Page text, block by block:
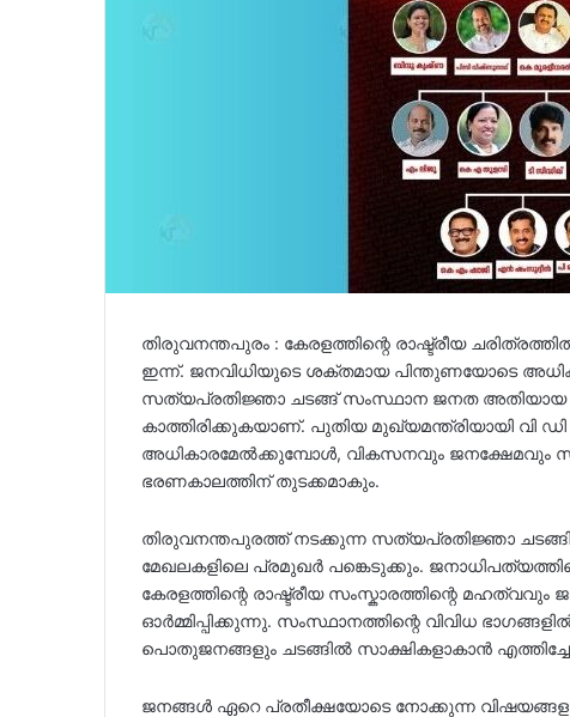
തിരുവനന്തപുരം : കേരളത്തിന്റെ രാഷ്ട്രീയ
ഇന്ന്. ജനവിധിയുടെ ശക്തമായ പിന്തുണയോടെ
സത്യപ്രതിജ്ഞാ ചടങ്ങ് സംസ്ഥാന ജനത അതിയായ
കാത്തിരിക്കുകയാണ്. പുതിയ മുഖ്യമന്ത്രിയായി
അധികാരമേൽക്കുമ്പോൾ, വികസനവും
ഭരണകാലത്തിന് തുടക്കമാകും.
തിരുവനന്തപുരത്ത് നടക്കുന്ന സത്യപ്രതിജ്ഞാ
മേഖലകളിലെ പ്രമുഖർ പങ്കെടുക്കും.
കേരളത്തിന്റെ രാഷ്ട്രീയ സംസ്കാരത്തിന്റെ
ഓർമ്മിപ്പിക്കുന്നു. സംസ്ഥാനത്തിന്റെ വിവിധ
പൊതുജനങ്ങളും ചടങ്ങിൽ സാക്ഷികളാകാൻ
ജനങ്ങൾ ഏറെ പ്രതീക്ഷയോടെ നോക്കുന്ന